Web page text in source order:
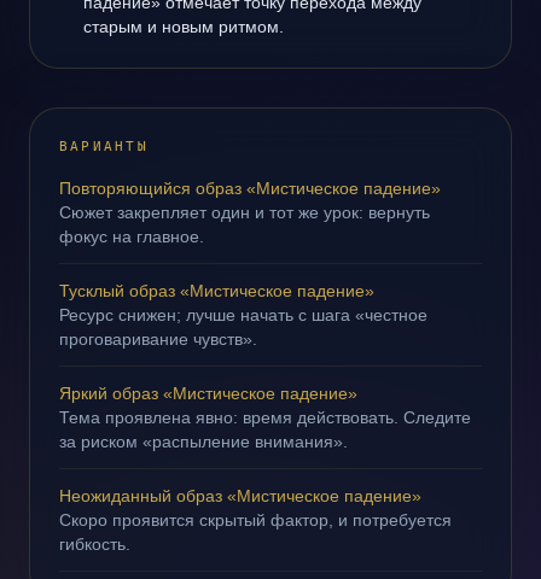
старым и новым ритмом.
ВАРИАНТЫ
Повторяющийся образ «Мистическое падение»
Сюжет закрепляет один и тот же урок: вернуть
фокус на главное.
Тусклый образ «Мистическое падение»
Ресурс снижен; лучше начать с шага «честное
проговаривание чувств».
Яркий образ «Мистическое падение»
Тема проявлена явно: время действовать. Следите
за риском «распыление внимания».
Неожиданный образ «Мистическое падение»
Скоро проявится скрытый фактор, и потребуется
гибкость.